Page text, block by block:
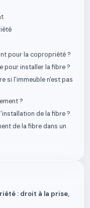
pour la copropriété ?
pour installer la fibre ?
si l'immeuble n'est pas
?
de la fibre ?
de la fibre dans un
: droit à la prise,